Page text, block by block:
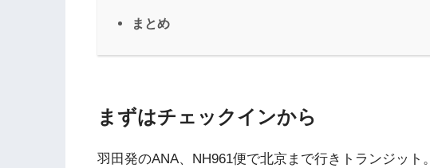
まとめ
まずはチェックインから
羽田発のANA、NH961便で北京まで行きトランジット。